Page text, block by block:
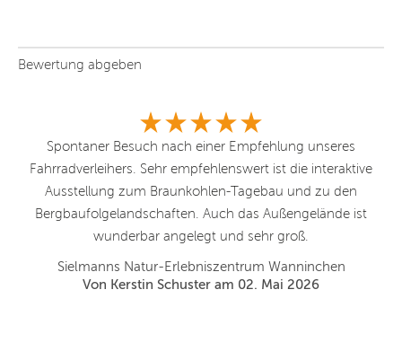
Bewertung abgeben
Spontaner Besuch nach einer Empfehlung unseres
Fahrradverleihers. Sehr empfehlenswert ist die interaktive
Ausstellung zum Braunkohlen-Tagebau und zu den
Bergbaufolgelandschaften. Auch das Außengelände ist
wunderbar angelegt und sehr groß.
Sielmanns Natur-Erlebniszentrum Wanninchen
Von Kerstin Schuster am 02. Mai 2026